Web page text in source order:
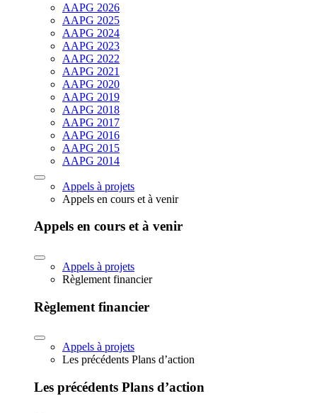
AAPG 2026
AAPG 2025
AAPG 2024
AAPG 2023
AAPG 2022
AAPG 2021
AAPG 2020
AAPG 2019
AAPG 2018
AAPG 2017
AAPG 2016
AAPG 2015
AAPG 2014
Appels à projets
Appels en cours et à venir
Appels en cours et à venir
Appels à projets
Règlement financier
Règlement financier
Appels à projets
Les précédents Plans d’action
Les précédents Plans d’action